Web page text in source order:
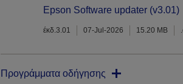
Epson Software updater (v3.01)
έκδ.3.01 07-Jul-2026 15.20 MB
Προγράμματα οδήγησης